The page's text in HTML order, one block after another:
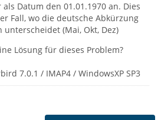
Datum den 01.01.1970 an. Dies
Fall, wo die deutsche Abkürzung
(Mai, Okt, Dez)
Lösung für dieses Problem?
7.0.1 / IMAP4 / WindowsXP SP3